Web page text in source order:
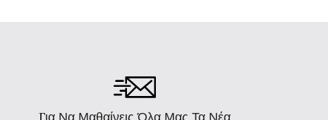
Για Να Μαθαίνεις Όλα Μας Τα Νέα